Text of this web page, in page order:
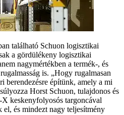
található Schuon logisztikai
a gördülékeny logisztikai
nagymértékben a termék-, és
is. „Hogy rugalmasan
berendezésre építünk, amely a mi
Horst Schuon, tulajdonos és
keskenyfolyosós targoncával
el, és mindezt nagy teljesítmény